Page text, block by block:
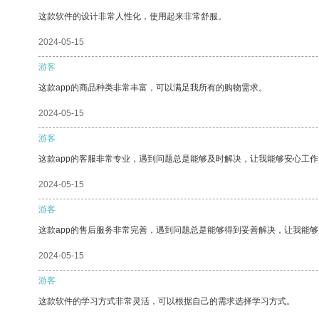
这款软件的设计非常人性化，使用起来非常舒服。
2024-05-15
游客
这款app的商品种类非常丰富，可以满足我所有的购物需求。
2024-05-15
游客
这款app的客服非常专业，遇到问题总是能够及时解决，让我能够安心工作
2024-05-15
游客
这款app的售后服务非常完善，遇到问题总是能够得到妥善解决，让我能够
2024-05-15
游客
这款软件的学习方式非常灵活，可以根据自己的需求选择学习方式。